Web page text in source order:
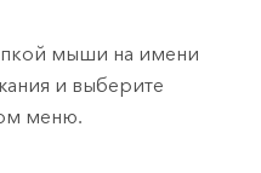
мыши на имени
и выберите
меню.